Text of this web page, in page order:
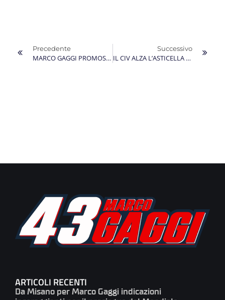
Precedente
MARCO GAGGI PROMOSSO ALL’ESORDIO NEL CAMPIONATO VELOCITÀ 2021
Successivo
IL CIV ALZA L’ASTICELLA E PER MARCO GAGGI MISANO DIVENTA UN VALIDO COLLAUDO IN FUNZIONE DEL MONDIALE
ARTICOLI RECENTI
Da Misano per Marco Gaggi indicazioni